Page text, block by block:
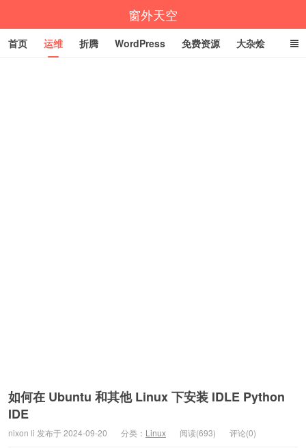
窗外天空
首页 运维 折腾 WordPress 免费资源 大杂烩
如何在 Ubuntu 和其他 Linux 下安装 IDLE Python
IDE
nixon li 发布于 2024-09-20 分类： Linux 阅读(693) 评论(0)